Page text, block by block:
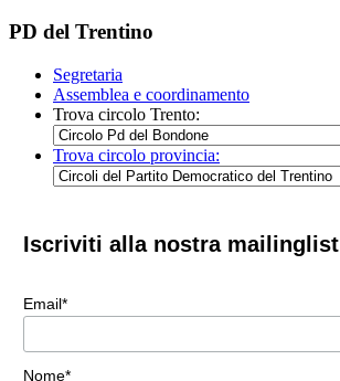
PD del Trentino
Segretaria
Assemblea e coordinamento
Trova circolo Trento:
Trova circolo provincia:
Iscriviti alla nostra mailinglist
Email*
Nome*